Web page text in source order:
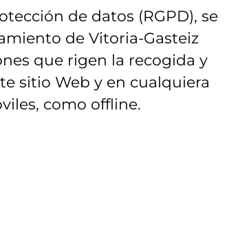
de datos (RGPD), se
de Vitoria-Gasteiz
que rigen la recogida y
sitio Web y en cualquiera
como offline.